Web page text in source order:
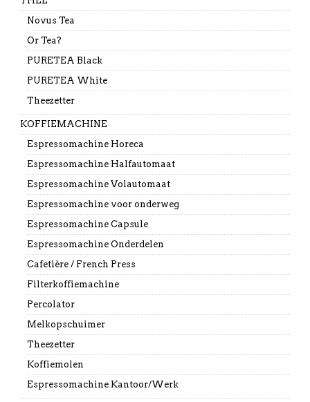
Novus Tea
Or Tea?
PURETEA Black
PURETEA White
Theezetter
KOFFIEMACHINE
Espressomachine Horeca
Espressomachine Halfautomaat
Espressomachine Volautomaat
Espressomachine voor onderweg
Espressomachine Capsule
Espressomachine Onderdelen
Cafetière / French Press
Filterkoffiemachine
Percolator
Melkopschuimer
Theezetter
Koffiemolen
Espressomachine Kantoor/Werk